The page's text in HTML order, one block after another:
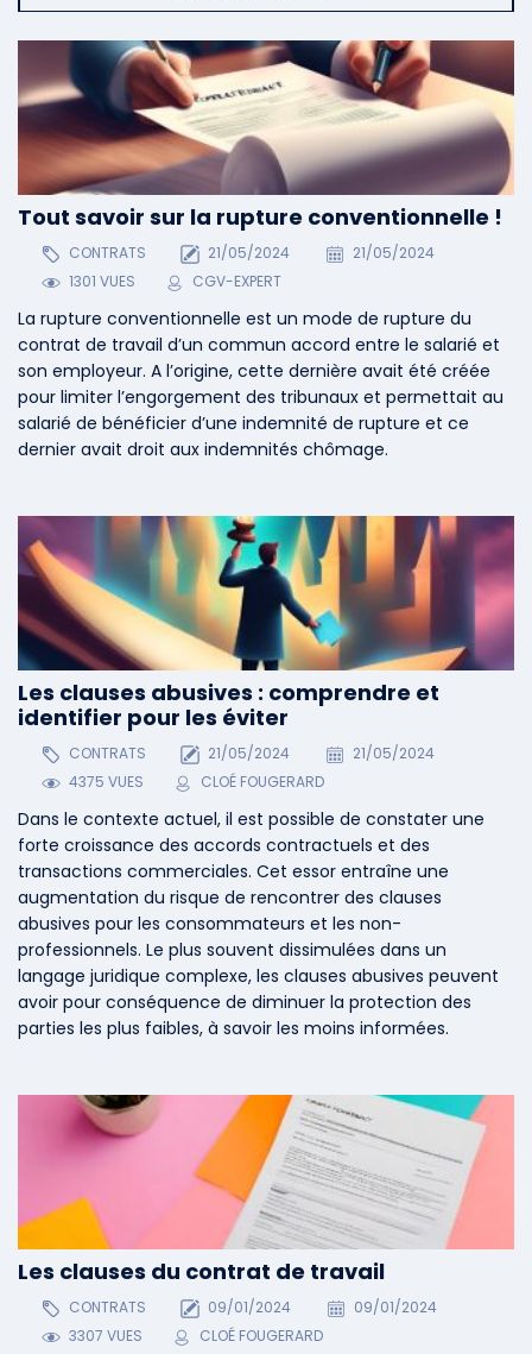
Les clauses abusives : comprendre et
identifier pour les éviter
CONTRATS 21/05/2024
21/05/2024
4375 VUES
CLOÉ FOUGERARD
Dans le contexte actuel, il est possible de constater une
forte croissance des accords contractuels et des
transactions commerciales. Cet essor entraîne une
augmentation du risque de rencontrer des clauses
abusives pour les consommateurs et les non-
professionnels. Le plus souvent dissimulées dans un
langage juridique complexe, les clauses abusives peuvent
avoir pour conséquence de diminuer la protection des
parties les plus faibles, à savoir les moins informées.
Tout savoir sur la rupture conventionnelle !
CONTRATS 21/05/2024
21/05/2024
1301 VUES
CGV-EXPERT
La rupture conventionnelle est un mode de rupture du
contrat de travail d’un commun accord entre le salarié et
son employeur. A l’origine, cette dernière avait été créée
pour limiter l’engorgement des tribunaux et permettait au
salarié de bénéficier d’une indemnité de rupture et ce
dernier avait droit aux indemnités chômage.
Les clauses du contrat de travail
CONTRATS 09/01/2024
09/01/2024
3307 VUES
CLOÉ FOUGERARD